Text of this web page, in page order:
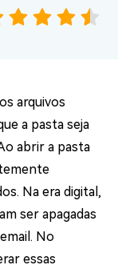
arquivos
a pasta seja
abrir a pasta
Na era digital,
ser apagadas
No
essas